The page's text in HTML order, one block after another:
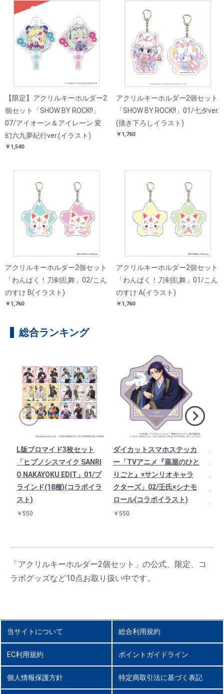
SOLD
【限定】アクリルキーホルダー2
個セット「SHOW BY ROCK!!」
07/アイオーン＆アイレーン 変
幻六九夢紀行ver.(イラスト)
￥1,540
アクリルキーホルダー2個セット
「SHOW BY ROCK!!」01/七夕ver.
(描き下ろしイラスト)
￥1,760
アクリルキーホルダー2個セット
「わんぱく！刀剣乱舞」02/こん
のすけ B(イラスト)
￥1,760
アクリルキーホルダー2個セット
「わんぱく！刀剣乱舞」01/こん
のすけ A(イラスト)
￥1,760
総合ランキング
L版ブロマイド3枚セット
「ヒプノシスマイク SANRI
O NAKAYOKU EDIT」01/ブ
ラインド(18種)(コラボイラ
スト)
￥550
ダイカットスマホステッカ
ー「TVアニメ『薬屋のひと
りごと』×サンリオキャラ
クターズ」02/壬氏×シナモ
ロール(コラボイラスト)
￥550
「アクリルキーホルダー2個セット」の公式、限定、コ
ラボグッズなど10点お取り扱い中です。
当サイトについて 総合利用規約
EC利用規約 ポイントガイドライン
個人情報保護方針 特定商取引法に基づく表記